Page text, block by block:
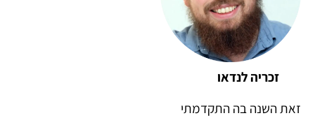
זכריה לנדאו
זאת השנה בה התקדמתי